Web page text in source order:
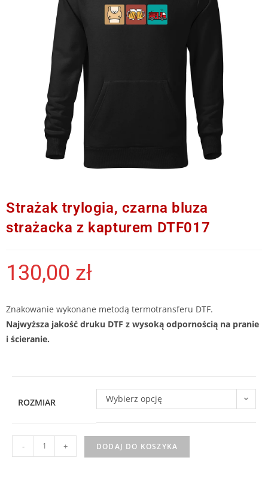
Strażak trylogia, czarna bluza
strażacka z kapturem DTF017
130,00 zł
Znakowanie wykonane metodą termotransferu DTF.
Najwyższa jakość druku DTF z wysoką odpornością na pranie
i ścieranie.
ROZMIAR Wybierz opcję
- + DODAJ DO KOSZYKA